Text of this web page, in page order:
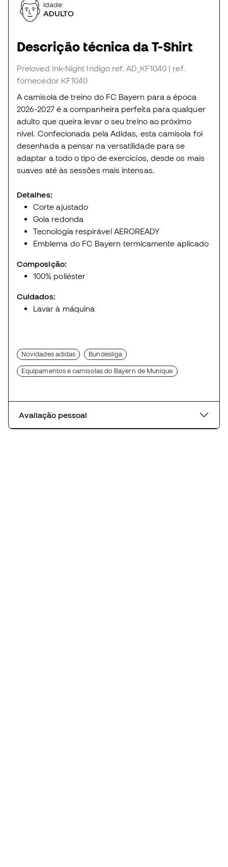
Idade:
ADULTO
Descrição técnica da T-Shirt
Preloved Ink-Night Indigo ref. AD_KF1040 | ref.
fornecedor KF1040
A camisola de treino do FC Bayern para a época
2026-2027 é a companheira perfeita para qualquer
adulto que queira levar o seu treino ao próximo
nível. Confecionada pela Adidas, esta camisola foi
desenhada a pensar na versatilidade para se
adaptar a todo o tipo de exercícios, desde os mais
suaves até às sessões mais intensas.
Detalhes:
Corte ajustado
Gola redonda
Tecnologia respirável AEROREADY
Emblema do FC Bayern termicamente aplicado
Composição:
100% poliéster
Cuidados:
Lavar à máquina
Novidades adidas Bundesliga
Equipamentos e camisolas do Bayern de Munique
Avaliação pessoal